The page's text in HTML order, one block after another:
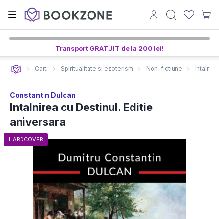
Transport GRATUIT de la 200 lei!
Carti Spiritualitate si ezoterism Non-fictiune
Constantin Dulcan
Intalnirea cu Destinul. Editie
aniversara
HARDCOVER